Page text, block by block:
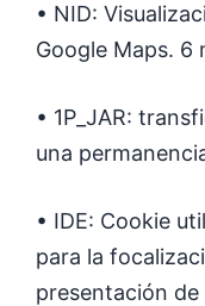
• NID:
Google Maps. 6
• 1P_JAR:
una
• IDE: Cookie
para la
presentación